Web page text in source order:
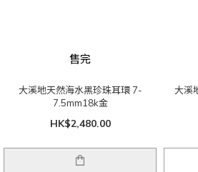
售完
大溪地天然海水黑珍珠耳環 7-
7.5mm18k金
HK$2,480.00
大溪